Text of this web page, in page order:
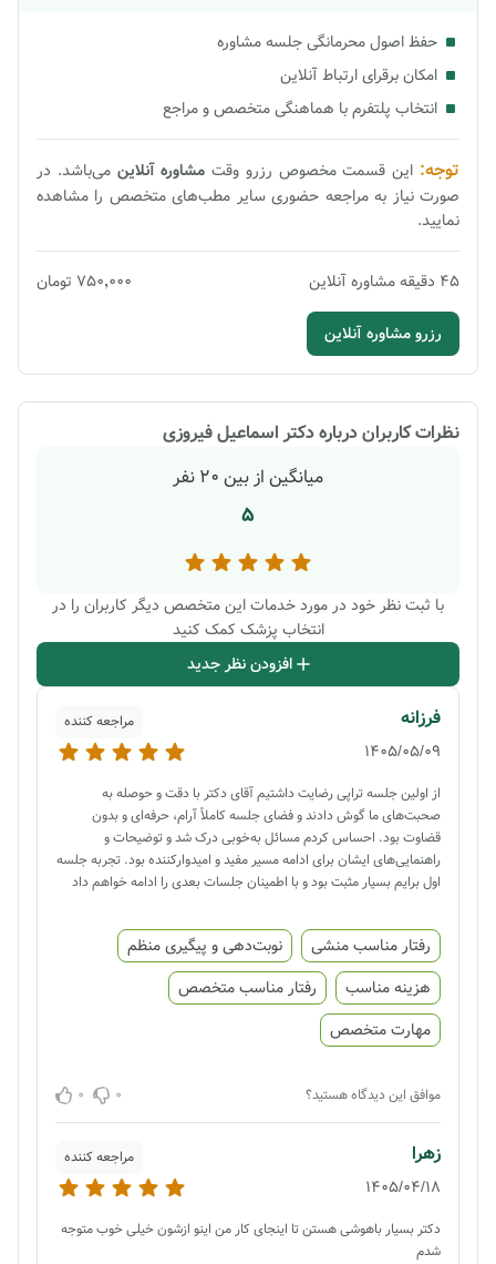
حفظ اصول محرمانگی جلسه مشاوره
امکان برقرای ارتباط آنلاین
انتخاب پلتفرم با هماهنگی متخصص و مراجع
توجه: این قسمت مخصوص رزرو وقت مشاورهآنلاین می‌باشد. در
صورت نیاز به مراجعه حضوری سایر مطب‌های متخصص را مشاهده
نمایید.
45 دقیقهمشاوره آنلاین ۷۵۰٬۰۰۰ تومان
رزرو مشاوره آنلاین
نظرات کاربران دربارهدکتر اسماعیل فیروزی
میانگین از بین 20 نفر
5
با ثبت نظر خود در مورد خدمات این متخصص دیگر کاربران را در
انتخاب پزشک کمک کنید
افزودن نظر جدید
فرزانه مراجعه کننده
1405/05/09
از اولین جلسه تراپی رضایت داشتیم آقای دکتر با دقت و حوصله به
صحبت‌های ما گوش دادند و فضای جلسه کاملاً آرام، حرفه‌ای و بدون
قضاوت بود. احساس کردم مسائل به‌خوبی درک شد و توضیحات و
راهنمایی‌های ایشان برای ادامه مسیر مفید و امیدوارکننده بود. تجربه جلسه
اول برایم بسیار مثبت بود و با اطمینان جلسات بعدی را ادامه خواهم داد
رفتار مناسب منشی
نوبت‌دهی و پیگیری منظم
هزینه مناسب
رفتار مناسب متخصص
مهارت متخصص
موافق این دیدگاه هستید؟ 0
0
زهرا مراجعه کننده
1405/04/18
دکتر بسیار باهوشی هستن تا اینجای کار من اینو ازشون خیلی خوب متوجه
شدم